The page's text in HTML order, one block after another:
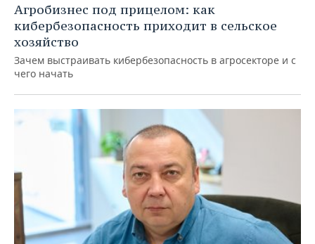
Агробизнес под прицелом: как
кибербезопасность приходит в сельское
хозяйство
Зачем выстраивать кибербезопасность в агросекторе и с
чего начать